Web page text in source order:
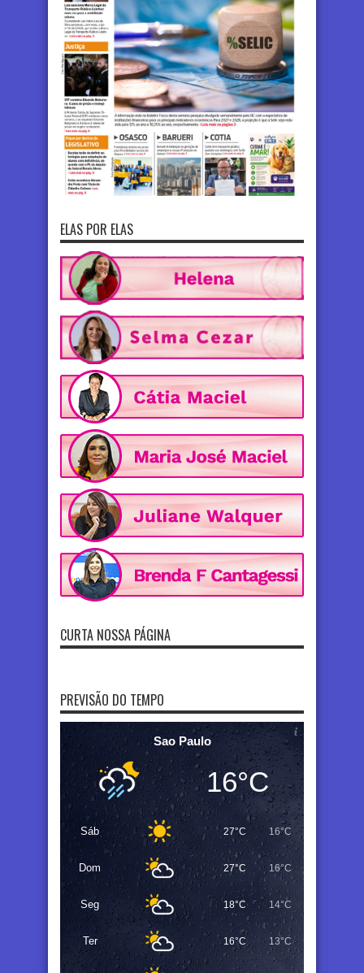
ELAS POR ELAS
CURTA NOSSA PÁGINA
PREVISÃO DO TEMPO
Sao Paulo
16°C
Sáb 27°C 16°C
Dom 27°C 16°C
Seg 18°C 14°C
Ter 16°C 13°C